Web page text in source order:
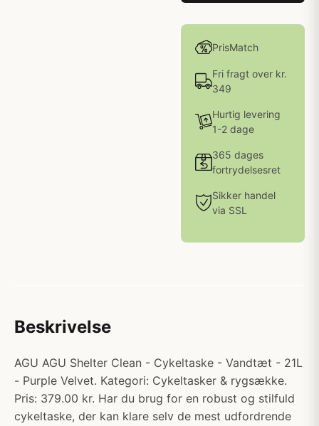
PrisMatch
Fri fragt over kr.
349
Hurtig levering
1-2 dage
365 dages
fortrydelsesret
Sikker handel
via SSL
Beskrivelse
AGU AGU Shelter Clean - Cykeltaske - Vandtæt - 21L
- Purple Velvet. Kategori: Cykeltasker & rygsække.
Pris: 379.00 kr. Har du brug for en robust og stilfuld
cykeltaske, der kan klare selv de mest udfordrende